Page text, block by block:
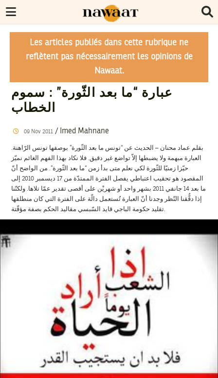
Les articles publiés dans cette rubrique ne
reflètent pas nécessairement les opinions de
Nawaat.
عبارة “ما بعد الثّورة” : سموم
الخطاب
09 Nov 2011/ Imed Mahnane
بقلم عماد محنان – الحديث عن “تونس ما بعد الثّورة” بوصفها تونس الرّاهنة.
العبارة مبهمة ولا يضبطها إلاّ تواضع غير دقيق. فلا نكاد بهذا الفهم الغائم نميّز
حيّزا زمنيّا للثّورة لكي نعلم متى بدأ زمن “ما بعد الثّورة”. من الواضح أنّ
المقصود هو تحقيب اعتباطي يفصل الفترة الممتدّة من 17 ديسمبر 2010 إلى
ما بعد 14 جانفي 2011 بشهر واحد أو شهريْن على أقصى تقدير عمّا تلاها. ولكنّنا
إذا دقٌّقنا النّظر وجدنا أنّ العبارة تُستعمل دالّة على الفترة التي كان منطلقها
تقليد حكومة الباجي قايد السّبسي مقاليد الحكم بصفة مؤقّتة.